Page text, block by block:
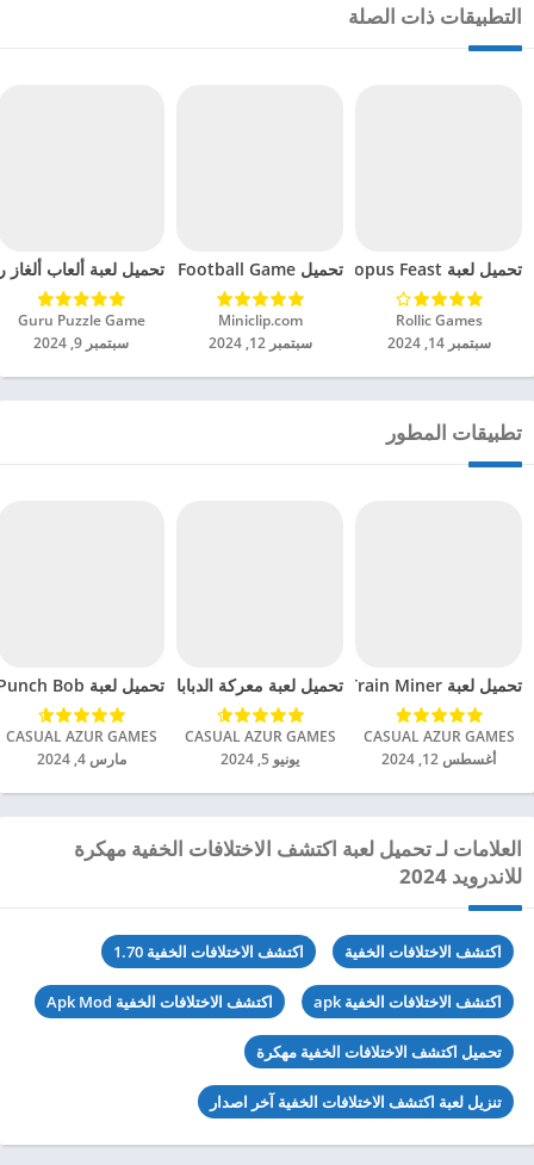
التطبيقات ذات الصلة
تحميل لعبة Octopus Feast مهكرة للاندرويد 2024
Rollic Games‏
سبتمبر 14, 2024
تحميل Soccer Hero PvP Football Game مهكرة للاندرويد 2024
Miniclip.com‏
سبتمبر 12, 2024
تحميل لعبة ألعاب ألغاز
Guru Puzzle Game‏
سبتمبر 9, 2024
تطبيقات المطور
تحميل لعبة Train Miner مهكرة للاندرويد 2024
CASUAL AZUR GAMES‏
أغسطس 12, 2024
تحميل لعبة معركة الدبابات الجنونية مهكرة للاندرويد
CASUAL AZUR GAMES‏
يونيو 5, 2024
تحميل لعبة Punch Bob مهكرة للاندرويد 2024
CASUAL AZUR GAMES‏
مارس 4, 2024
العلامات لـ تحميل لعبة اكتشف الاختلافات الخفية مهكرة
للاندرويد 2024
اكتشف الاختلافات الخفية اكتشف الاختلافات الخفية 1.70
اكتشف الاختلافات الخفية apk اكتشف الاختلافات الخفية Apk Mod
تحميل اكتشف الاختلافات الخفية مهكرة
تنزيل لعبة اكتشف الاختلافات الخفية آخر اصدار